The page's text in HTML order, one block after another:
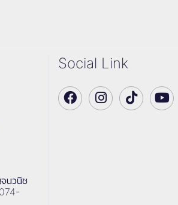
นวนิช
Social Link